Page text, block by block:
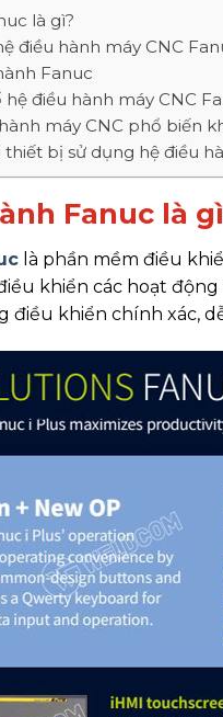
là gì?
điều hành máy CNC
Fanuc
hệ điều hành máy CNC
máy CNC phổ biến
thiết bị sử dụng hệ điều
Fanuc là
là phần mềm điều
khiển các hoạt
điều khiển chính xác,